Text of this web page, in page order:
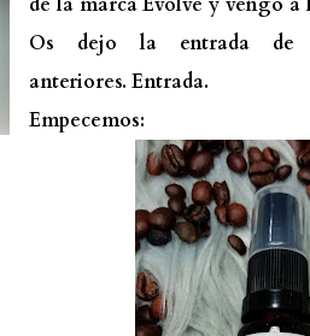
Os dejo la entrada
anteriores. Entrada.
Empecemos: